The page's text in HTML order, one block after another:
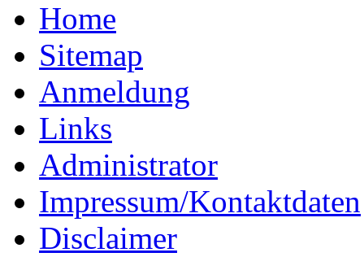
Home
Sitemap
Anmeldung
Links
Administrator
Impressum/Kontaktdaten
Disclaimer